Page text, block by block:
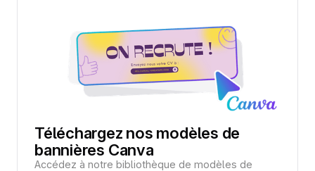
Téléchargez nos modèles de
bannières Canva
Accédez à notre bibliothèque de modèles de